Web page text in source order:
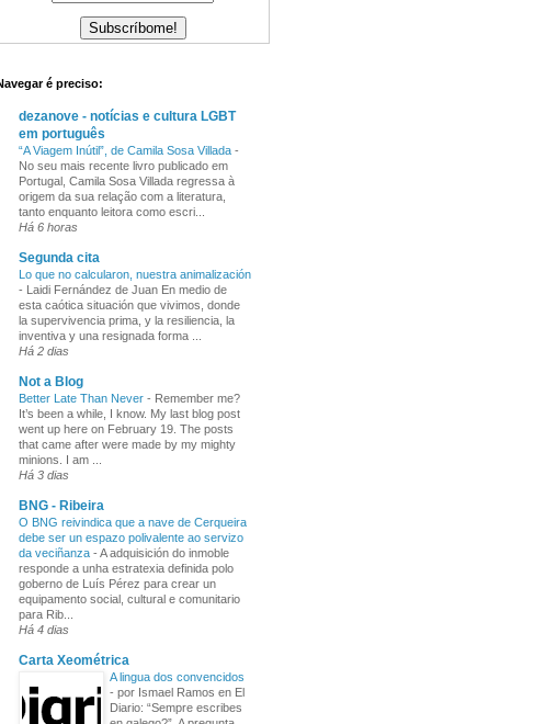
é preciso:
dezanove - notícias e cultura LGBT
em português
“A Viagem Inútil”, de Camila Sosa Villada -
No seu mais recente livro publicado em
Portugal, Camila Sosa Villada regressa à
origem da sua relação com a literatura,
tanto enquanto leitora como escri...
Há 6 horas
Segunda cita
Lo que no calcularon, nuestra animalización
- Laidi Fernández de Juan En medio de
esta caótica situación que vivimos, donde
la supervivencia prima, y la resiliencia, la
inventiva y una resignada forma ...
Há 2 dias
Not a Blog
Better Late Than Never - Remember me?
It’s been a while, I know. My last blog post
went up here on February 19. The posts
that came after were made by my mighty
minions. I am ...
Há 3 dias
BNG - Ribeira
O BNG reivindica que a nave de Cerqueira
debe ser un espazo polivalente ao servizo
da veciñanza - A adquisición do inmoble
responde a unha estratexia definida polo
goberno de Luís Pérez para crear un
equipamento social, cultural e comunitario
para Rib...
Há 4 dias
Carta Xeométrica
A lingua dos convencidos
- por Ismael Ramos en El
Diario: “Sempre escribes